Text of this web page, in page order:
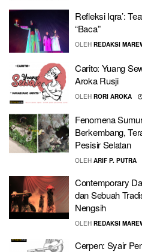
Refleksi Iqra’:
“Baca”
OLEH REDAKSI
Carito: Yuang
Aroka Rusji
OLEH RORI AROKA
Fenomena
Berkembang,
Pesisir Selatan
OLEH ARIF P. PUTRA
Contemporary
dan Sebuah
Nengsih
OLEH REDAKSI
Cerpen: Syair